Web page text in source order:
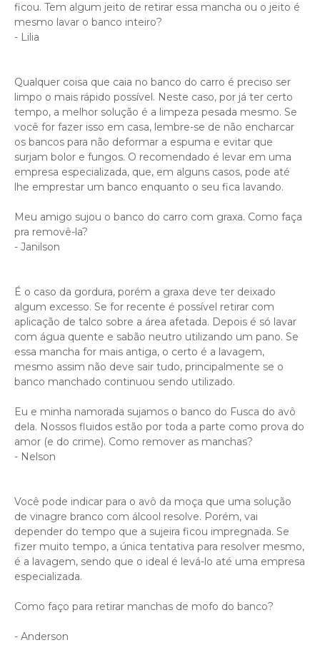
ficou. Tem algum jeito de retirar essa mancha ou o jeito é
mesmo lavar o banco inteiro?
- Lilia
Qualquer coisa que caia no banco do carro é preciso ser
limpo o mais rápido possível. Neste caso, por já ter certo
tempo, a melhor solução é a limpeza pesada mesmo. Se
você for fazer isso em casa, lembre-se de não encharcar
os bancos para não deformar a espuma e evitar que
surjam bolor e fungos. O recomendado é levar em uma
empresa especializada, que, em alguns casos, pode até
lhe emprestar um banco enquanto o seu fica lavando.
Meu amigo sujou o banco do carro com graxa. Como faça
pra removê-la?
- Janilson
É o caso da gordura, porém a graxa deve ter deixado
algum excesso. Se for recente é possível retirar com
aplicação de talco sobre a área afetada. Depois é só lavar
com água quente e sabão neutro utilizando um pano. Se
essa mancha for mais antiga, o certo é a lavagem,
mesmo assim não deve sair tudo, principalmente se o
banco manchado continuou sendo utilizado.
Eu e minha namorada sujamos o banco do Fusca do avô
dela. Nossos fluidos estão por toda a parte como prova do
amor (e do crime). Como remover as manchas?
- Nelson
Você pode indicar para o avô da moça que uma solução
de vinagre branco com álcool resolve. Porém, vai
depender do tempo que a sujeira ficou impregnada. Se
fizer muito tempo, a única tentativa para resolver mesmo,
é a lavagem, sendo que o ideal é levá-lo até uma empresa
especializada.
Como faço para retirar manchas de mofo do banco?
- Anderson